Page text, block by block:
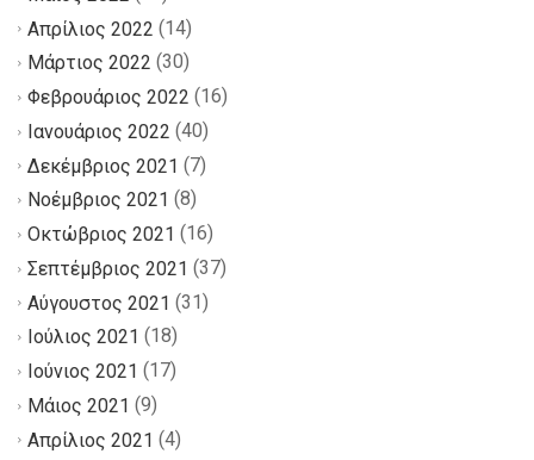
Απρίλιος 2022 (14)
Μάρτιος 2022 (30)
Φεβρουάριος 2022 (16)
Ιανουάριος 2022 (40)
Δεκέμβριος 2021 (7)
Νοέμβριος 2021 (8)
Οκτώβριος 2021 (16)
Σεπτέμβριος 2021 (37)
Αύγουστος 2021 (31)
Ιούλιος 2021 (18)
Ιούνιος 2021 (17)
Μάιος 2021 (9)
Απρίλιος 2021 (4)